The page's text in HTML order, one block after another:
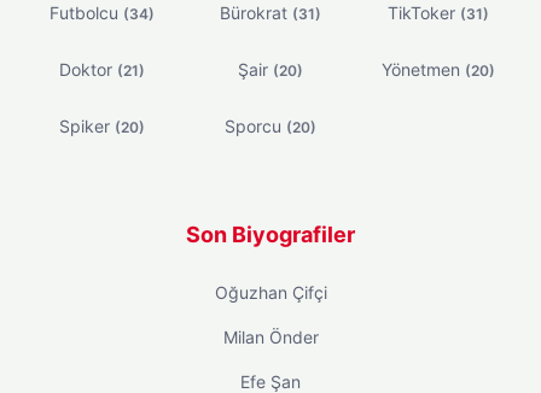
Futbolcu (34) Bürokrat (31) TikToker (31)
Doktor (21) Şair (20) Yönetmen (20)
Spiker (20) Sporcu (20)
Son Biyografiler
Oğuzhan Çifçi
Milan Önder
Efe Şan